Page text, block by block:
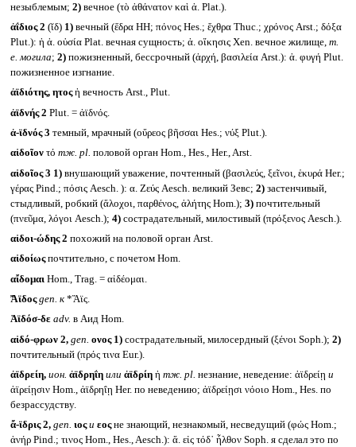
незыблемым; 2)вечное (τὸ ἀθάνατον καὶ ἀ. Plat.).
ἀΐδιος 2 (ῐδ) 1)вечный (ἕδρα HH; πόνος Hes.; ἔχθρα Thuc.; χρόνος Arst.; δόξα
Plut.): ἡ ἀ. οὐσία Plat. вечная сущность; ἀ. οἵκησις Xen. вечное жилище, т.
е. могила; 2)пожизненный, бессрочный (ἀρχή, βασιλεία Arst.): ἀ. φυγή Plut.
пожизненное изгнание.
ἀϊδιότης, ητοςἡ вечность Arst., Plut.
ἀϊδνής 2 Plut. = ἀϊδνός.
ἀ-ϊδνός 3 темный, мрачный (οὔρεος βῆσσαι Hes.; νύξ Plut.).
αἰδοῖον τό тж. pl. половой орган Hom., Hes., Her., Arst.
αἰδοῖος 3 1)внушающий уважение, почтенный (βασιλεύς, ξεῖνοι, ἑκυρά Her.;
γέρας Pind.; πόσις Aesch. ): α. Ζεύς Aesch. великий Зевс; 2)застенчивый,
стыдливый, робкий (ἄλοχοι, παρθένος, ἀλήτης Hom.); 3)почтительный
(πνεῦμα, λόγοι Aesch.); 4)сострадательный, милостивый (πρόξενος Aesch.).
αἰδοι-ώδης 2 похожий на половой орган Arst.
αἰδοίωςпочтительно, с почетом Hom.
αἴδομαι Hom., Trag. = αἰδέομαι.
Ἄϊδος gen. к*Ἄϊς.
Ἀϊδόσ-δε adv. в Аид Hom.
αἰδό-φρων 2, gen. ονος 1)сострадательный, милосердный (ξένοι Soph.); 2)
почтительный (πρός τινα Eur.).
ἀϊδρείη, ион. ἀϊδρηΐη или ἀϊδρίη ἡ тж. pl. незнание, неведение: ἀϊδρείῃ и
ἀϊρείῃσιν Hom., ἀϊδρηΐῃ Her. по неведению; ἀϊδρείῃσι νόοιο Hom., Hes. по
безрассудству.
ἄ-ϊδρις 2, gen. ιος и εοςне знающий, незнакомый, несведущий (φώς Hom.;
ἀνήρ Pind.; τινος Hom., Hes., Aesch.): ἄ. εἰς τόδ᾽ ἦλθον Soph. я сделал это по